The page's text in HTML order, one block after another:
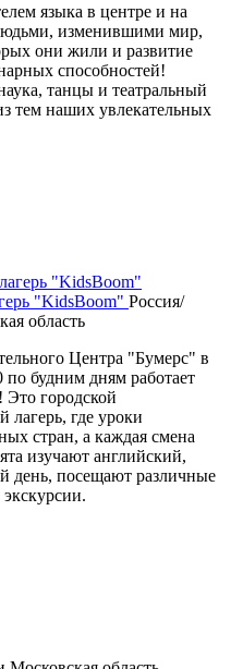
языка в центре и на
изменившими мир,
они жили и развитие
способностей!
танцы и театральный
тем наших увлекательных
"KidsBoom" Россия/
область
Центра "Бумерс" в
по будним дням работает
городской
лагерь, где уроки
стран, а каждая смена
изучают английский,
день, посещают различные